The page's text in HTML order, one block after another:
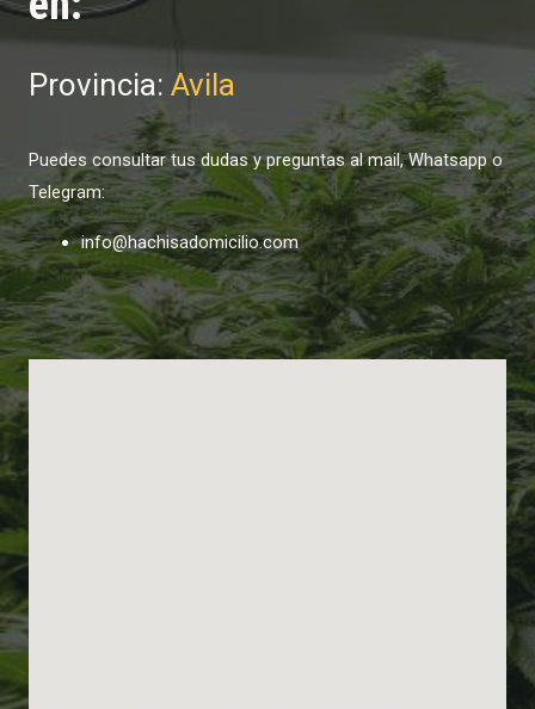
Provincia: Avila
Puedes consultar tus dudas y preguntas al mail, Whatsapp o
Telegram:
info@hachisadomicilio.com